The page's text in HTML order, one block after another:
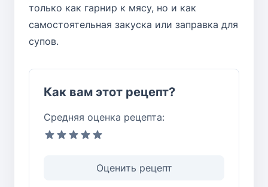
только как гарнир к мясу, но и как
самостоятельная закуска или заправка для
супов.
Как вам этот рецепт?
Средняя оценка рецепта:
Оценить рецепт